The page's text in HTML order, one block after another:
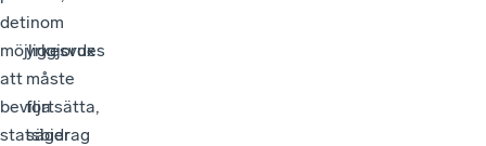
det
möjliggjordes
att
bevilja
statsbidrag
inom
yrkesvux
måste
fortsätta,
säger